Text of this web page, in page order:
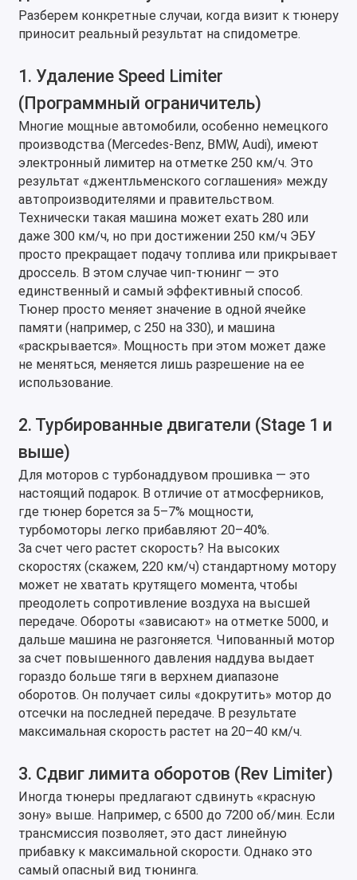
Разберем конкретные случаи, когда визит к тюнеру
приносит реальный результат на спидометре.
1. Удаление Speed Limiter
(Программный ограничитель)
Многие мощные автомобили, особенно немецкого
производства (Mercedes-Benz, BMW, Audi), имеют
электронный лимитер на отметке 250 км/ч. Это
результат «джентльменского соглашения» между
автопроизводителями и правительством.
Технически такая машина может ехать 280 или
даже 300 км/ч, но при достижении 250 км/ч ЭБУ
просто прекращает подачу топлива или прикрывает
дроссель. В этом случае чип-тюнинг — это
единственный и самый эффективный способ.
Тюнер просто меняет значение в одной ячейке
памяти (например, с 250 на 330), и машина
«раскрывается». Мощность при этом может даже
не меняться, меняется лишь разрешение на ее
использование.
2. Турбированные двигатели (Stage 1 и
выше)
Для моторов с турбонаддувом прошивка — это
настоящий подарок. В отличие от атмосферников,
где тюнер борется за 5–7% мощности,
турбомоторы легко прибавляют 20–40%.
За счет чего растет скорость? На высоких
скоростях (скажем, 220 км/ч) стандартному мотору
может не хватать крутящего момента, чтобы
преодолеть сопротивление воздуха на высшей
передаче. Обороты «зависают» на отметке 5000, и
дальше машина не разгоняется. Чипованный мотор
за счет повышенного давления наддува выдает
гораздо больше тяги в верхнем диапазоне
оборотов. Он получает силы «докрутить» мотор до
отсечки на последней передаче. В результате
максимальная скорость растет на 20–40 км/ч.
3. Сдвиг лимита оборотов (Rev Limiter)
Иногда тюнеры предлагают сдвинуть «красную
зону» выше. Например, с 6500 до 7200 об/мин. Если
трансмиссия позволяет, это даст линейную
прибавку к максимальной скорости. Однако это
самый опасный вид тюнинга.